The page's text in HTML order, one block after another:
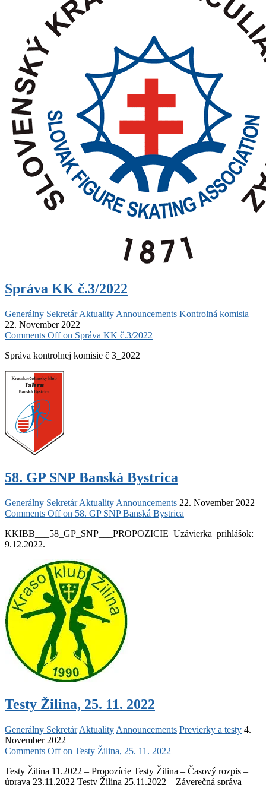
Správa KK č.3/2022
Generálny Sekretár Aktuality Announcements Kontrolná komisia
22. November 2022
Comments Offon Správa KK č.3/2022
Správa kontrolnej komisie č 3_2022
58. GP SNP Banská Bystrica
Generálny Sekretár Aktuality Announcements 22. November 2022
Comments Offon 58. GP SNP Banská Bystrica
KKIBB___58_GP_SNP___PROPOZICIE Uzávierka prihlášok:
9.12.2022.
Testy Žilina, 25. 11. 2022
Generálny Sekretár Aktuality Announcements Previerky a testy 4.
November 2022
Comments Offon Testy Žilina, 25. 11. 2022
Testy Žilina 11.2022 – Propozície Testy Žilina – Časový rozpis –
úprava 23.11.2022 Testy Žilina 25.11.2022 – Záverečná správa